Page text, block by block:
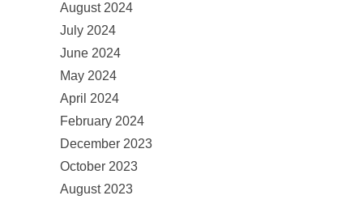
August 2024
July 2024
June 2024
May 2024
April 2024
February 2024
December 2023
October 2023
August 2023